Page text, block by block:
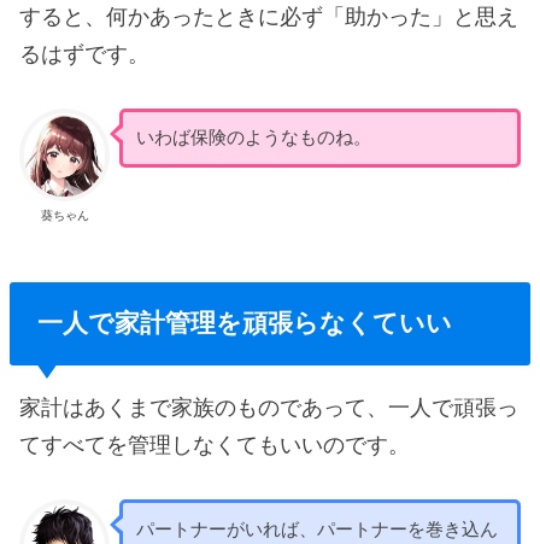
すると、何かあったときに必ず「助かった」と思え
るはずです。
葵ちゃん
いわば保険のようなものね。
一人で家計管理を頑張らなくていい
家計はあくまで家族のものであって、一人で頑張っ
てすべてを管理しなくてもいいのです。
パートナーがいれば、パートナーを巻き込ん